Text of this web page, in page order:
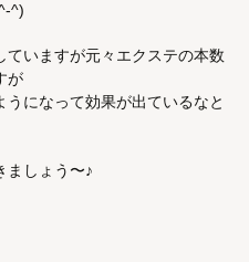
^)
いますが元々エクステの本数
が
になって効果が出ているなと
ましょう〜♪